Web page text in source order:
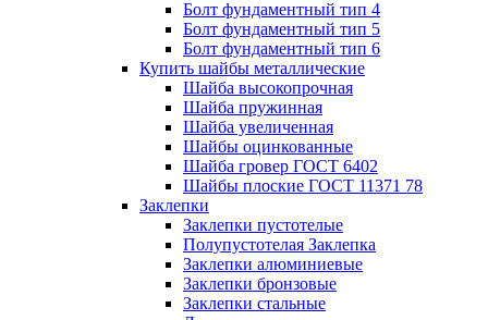
Болт фундаментный тип 4
Болт фундаментный тип 5
Болт фундаментный тип 6
Купить шайбы металлические
Шайба высокопрочная
Шайба пружинная
Шайба увеличенная
Шайбы оцинкованные
Шайба гровер ГОСТ 6402
Шайбы плоские ГОСТ 11371 78
Заклепки
Заклепки пустотелые
Полупустотелая Заклепка
Заклепки алюминиевые
Заклепки бронзовые
Заклепки стальные